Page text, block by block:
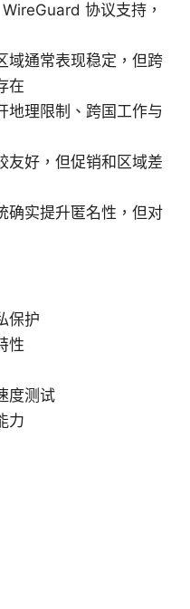
协议支持，
域通常表现稳定，但跨
在
地理限制、跨国工作与
友好，但促销和区域差
确实提升匿名性，但对
保护
性
度测试
力